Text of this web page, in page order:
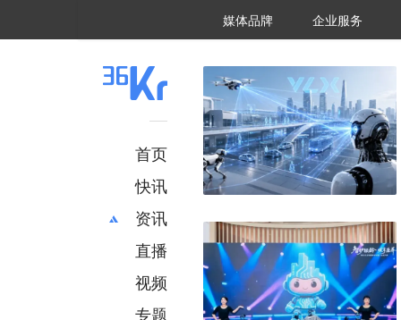
媒体品牌 36Kr研究院
企业服务
首页
快讯
资讯
推荐
财经
直播
视频
专题